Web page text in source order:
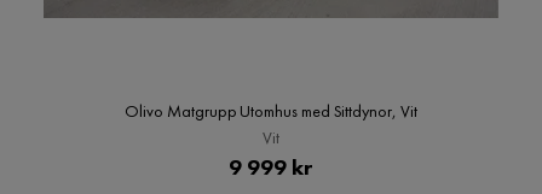
Olivo Matgrupp Utomhus med Sittdynor, Vit
Vit
Pris
9 999 kr